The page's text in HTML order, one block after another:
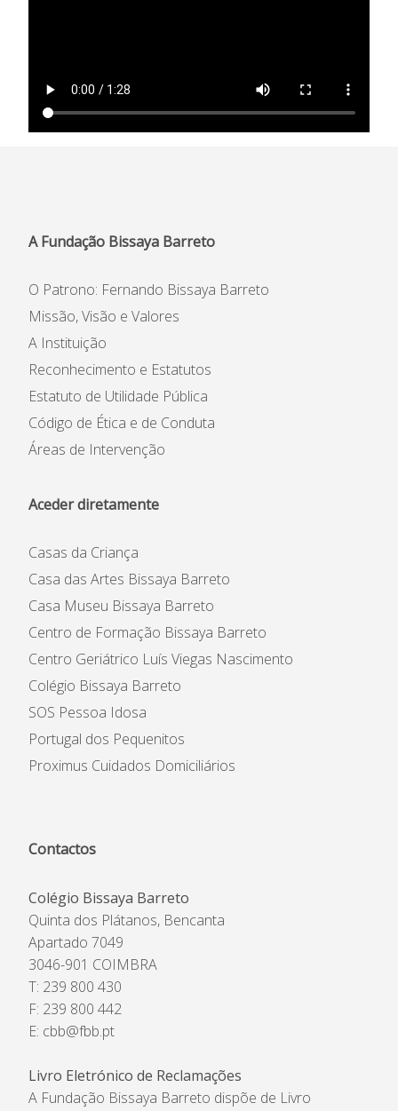
A Fundação Bissaya Barreto
O Patrono: Fernando Bissaya Barreto
Missão, Visão e Valores
A Instituição
Reconhecimento e Estatutos
Estatuto de Utilidade Pública
Código de Ética e de Conduta
Áreas de Intervenção
Aceder diretamente
Casas da Criança
Casa das Artes Bissaya Barreto
Casa Museu Bissaya Barreto
Centro de Formação Bissaya Barreto
Centro Geriátrico Luís Viegas Nascimento
Colégio Bissaya Barreto
SOS Pessoa Idosa
Portugal dos Pequenitos
Proximus Cuidados Domiciliários
Contactos
Colégio Bissaya Barreto
Quinta dos Plátanos, Bencanta
Apartado 7049
3046-901 COIMBRA
T: 239 800 430
F: 239 800 442
E: cbb@fbb.pt
Livro Eletrónico de Reclamações
A Fundação Bissaya Barreto dispõe de Livro